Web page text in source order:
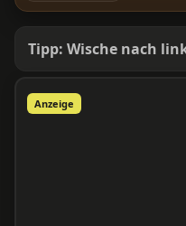
Tipp: Wische nach
Anzeige